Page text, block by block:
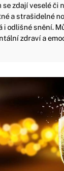
se zdají veselé či
a strašidelné
i odlišné snění.
zdraví a